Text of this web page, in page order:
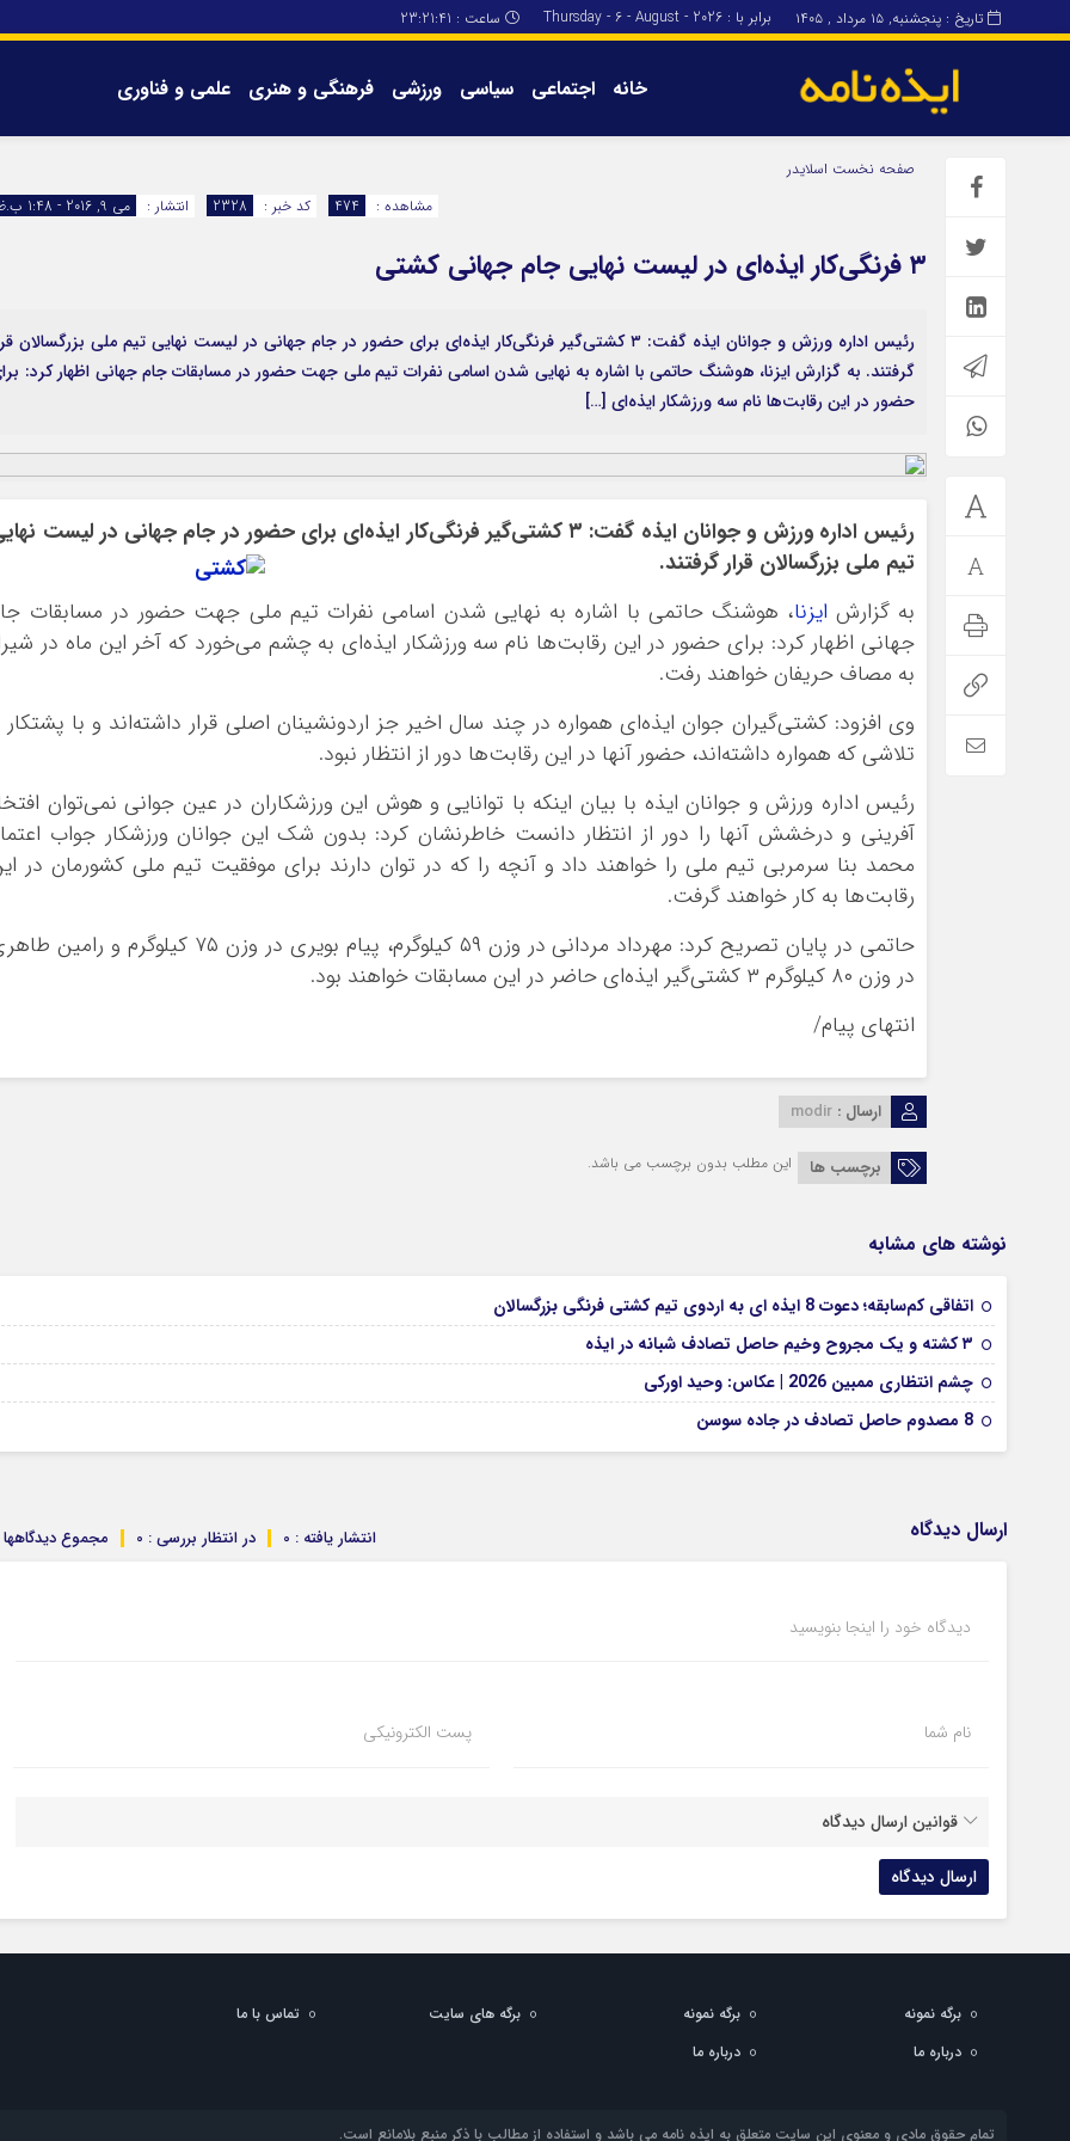
تاریخ : پنجشنبه, ۱۵ مرداد , ۱۴۰۵ برابر با : Thursday - 6 - August - 2026 ساعت : 23:21:41
خانه اجتماعی سیاسی ورزشی فرهنگی و هنری علمی و فناوری
برگه نمونهصفحه نخست اسلایدر
انتشار :
می 9, 2016 - 1:48 ب.ظ کد خبر : 2328 مشاهده : 474
۳ فرنگی‌کار ایذه‌ای در لیست نهایی جام جهانی کشتی
رئیس اداره ورزش و جوانان ایذه گفت: ۳ کشتی‌گیر فرنگی‌کار ایذه‌ای برای حضور در جام جهانی در لیست نهایی تیم ملی بزرگسالان
گرفتند. به گزارش ایزنا، هوشنگ حاتمی با اشاره به نهایی شدن اسامی نفرات تیم ملی جهت حضور در مسابقات جام جهانی اظهار کرد:
حضور در این رقابت‌ها نام سه ورزشکار ایذه‌ای […]
رئیس اداره ورزش و جوانان ایذه گفت: ۳ کشتی‌گیر فرنگی‌کار ایذه‌ای برای حضور در جام جهانی در لیست
تیم ملی بزرگسالان قرار گرفتند.
به گزارش ایزنا، هوشنگ حاتمی با اشاره به نهایی شدن اسامی نفرات تیم ملی جهت حضور در مسابقات
جهانی اظهار کرد: برای حضور در این رقابت‌ها نام سه ورزشکار ایذه‌ای به چشم می‌خورد که آخر این ماه در
به مصاف حریفان خواهند رفت.
وی افزود: کشتی‌گیران جوان ایذه‌ای همواره در چند سال اخیر جز اردونشینان اصلی قرار داشته‌اند و با
تلاشی که همواره داشته‌اند، حضور آنها در این رقابت‌ها دور از انتظار نبود.
رئیس اداره ورزش و جوانان ایذه با بیان اینکه با توانایی و هوش این ورزشکاران در عین جوانی نمی‌توان
آفرینی و درخشش آنها را دور از انتظار دانست خاطرنشان کرد: بدون شک این جوانان ورزشکار جواب
محمد بنا سرمربی تیم ملی را خواهند داد و آنچه را که در توان دارند برای موفقیت تیم ملی کشورمان در
رقابت‌ها به کار خواهند گرفت.
حاتمی در پایان تصریح کرد: مهرداد مردانی در وزن ۵۹ کیلوگرم، پیام بویری در وزن ۷۵ کیلوگرم و
در وزن ۸۰ کیلوگرم ۳ کشتی‌گیر ایذه‌ای حاضر در این مسابقات خواهند بود.
انتهای پیام/
ارسال : modir
برچسب ها این مطلب بدون برچسب می باشد.
نوشته های مشابه
اتفاقی کم‌سابقه؛ دعوت 8 ایذه ای به اردوی تیم کشتی فرنگی بزرگسالان
۳ کشته و یک مجروح وخیم حاصل تصادف شبانه در ایذه
چشم انتظاری ممبین 2026 | عکاس: وحید اورکی
8 مصدوم حاصل تصادف در جاده سوسن
ارسال دیدگاه مجموع دیدگاهها : در انتظار بررسی : 0 انتشار یافته : 0
دیدگاه خود را اینجا بنویسید
نام شما پست الکترونیکی
قوانین ارسال دیدگاه
برگه نمونه برگه نمونه برگه های سایت
تماس با ما
درباره ما
درباره ما
تمام حقوق مادی و معنوی این سایت متعلق به ایذه نامه می باشد و استفاده از مطالب با ذکر منبع بلامانع است.